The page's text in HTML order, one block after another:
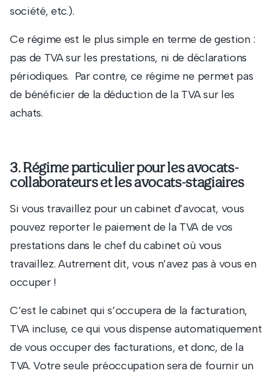
société, etc.).
Ce régime est le plus simple en terme de gestion :
pas de TVA sur les prestations, ni de déclarations
périodiques. Par contre, ce régime ne permet pas
de bénéficier de la déduction de la TVA sur les
achats.
3. Régime particulier pour les avocats-
collaborateurs et les avocats-stagiaires
Si vous travaillez pour un cabinet d’avocat, vous
pouvez reporter le paiement de la TVA de vos
prestations dans le chef du cabinet où vous
travaillez. Autrement dit, vous n’avez pas à vous en
occuper !
C’est le cabinet qui s’occupera de la facturation,
TVA incluse, ce qui vous dispense automatiquement
de vous occuper des facturations, et donc, de la
TVA. Votre seule préoccupation sera de fournir un